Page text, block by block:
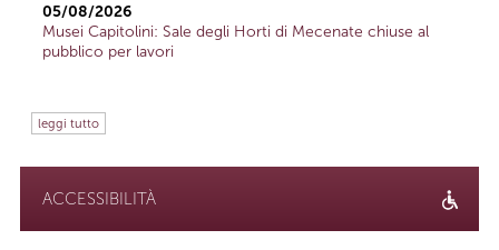
05/08/2026
Musei Capitolini: Sale degli Horti di Mecenate chiuse al
pubblico per lavori
leggi tutto
ACCESSIBILITÀ